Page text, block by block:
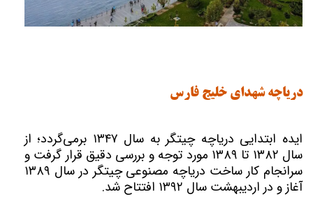
دریاچه شهدای خلیج فارس
ایده ابتدایی دریاچه چیتگر به سال ۱۳۴۷ برمی‌گردد؛ از
سال ۱۳۸۲ تا ۱۳۸۹ مورد توجه و بررسی دقیق قرار گرفت و
سرانجام کار ساخت دریاچه مصنوعی چیتگر در سال ۱۳۸۹
آغاز و در اردیبهشت سال ۱۳۹۲ افتتاح شد.